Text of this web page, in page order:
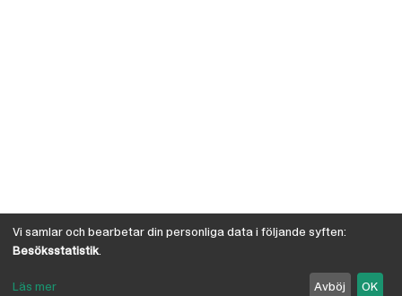
Vi samlar och bearbetar din personliga data i följande syften:
Besöksstatistik.
Läs mer Avböj OK